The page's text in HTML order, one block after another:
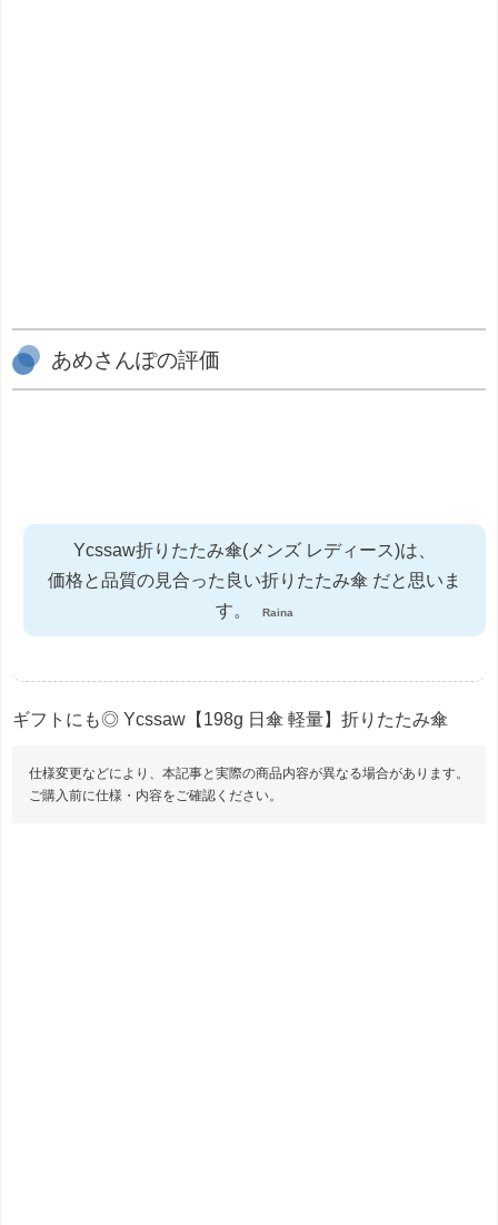
あめさんぽの評価
Ycssaw折りたたみ傘(メンズ レディース)は、
価格と品質の見合った良い折りたたみ傘 だと思いま
す。
Raina
ギフトにも◎ Ycssaw【198g 日傘 軽量】折りたたみ傘
仕様変更などにより、本記事と実際の商品内容が異なる場合があります。
ご購入前に仕様・内容をご確認ください。